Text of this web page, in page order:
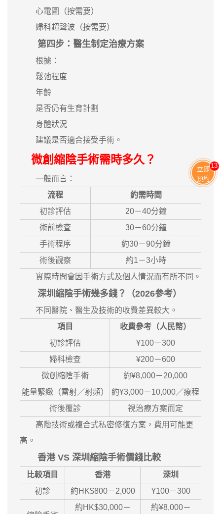
心電圖（按需要）
婦科超聲波（按需要）
第四步：醫生制定治療方案
根據：
鬆弛程度
年齡
是否仍有生育計劃
身體狀況
建議是否適合接受手術。
微創縮陰手術需時多久？
一般而言：
流程
約需時間
初診評估
20－40分鐘
術前檢查
30－60分鐘
手術程序
約30－90分鐘
術後觀察
約1－3小時
實際時間會因手術方式及個人情況而有所不同。
深圳縮陰手術幾多錢？（2026參考）
不同醫院、醫生及技術的收費差異較大。
項目
收費參考（人民幣）
初診評估
¥100－300
婦科檢查
¥200－600
微創縮陰手術
約¥8,000－20,000
能量緊緻（雷射／射頻）
約¥3,000－10,000／療程
術後覆診
視治療方案而定
高階技術或複合式私密修復方案，費用可能更
高。
香港 VS 深圳縮陰手術價錢比較
比較項目 香港
深圳
初診
約HK$800－2,000 ¥100－300
約HK$30,000－ 約¥8,000－
立即
預約
13